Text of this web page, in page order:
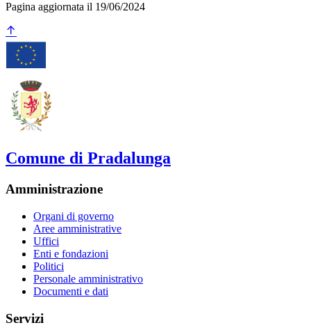
Pagina aggiornata il 19/06/2024
Comune di Pradalunga
Amministrazione
Organi di governo
Aree amministrative
Uffici
Enti e fondazioni
Politici
Personale amministrativo
Documenti e dati
Servizi